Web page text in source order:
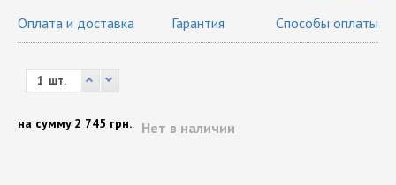
Оплата и доставка
Гарантия Способы оплаты
шт.
Нет в наличии
на сумму 2 745 грн.